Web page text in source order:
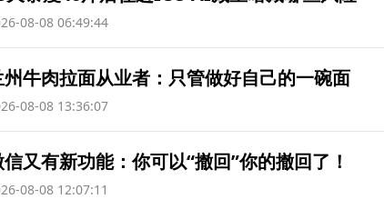
08-08 06:49:44
州牛肉拉面从业者：只管做好自己的一碗面
08-08 13:36:07
又有新功能：你可以“撤回”你的撤回了！
08-08 12:07:11